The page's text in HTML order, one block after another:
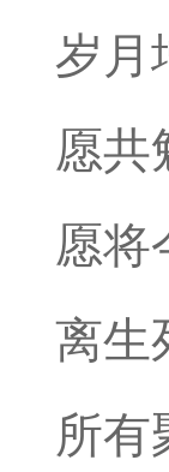
岁月
愿共
愿将
离生
所有